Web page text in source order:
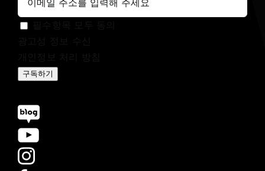
구독하기